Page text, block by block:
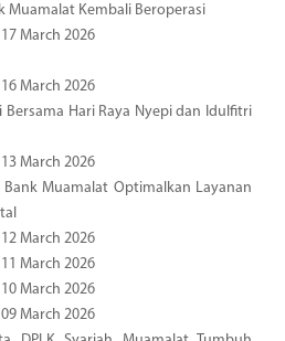
Muamalat Kembali Beroperasi
March 2026
March 2026
Bersama Hari Raya Nyepi dan Idulfitri
March 2026
Muamalat Optimalkan Layanan
March 2026
March 2026
March 2026
March 2026